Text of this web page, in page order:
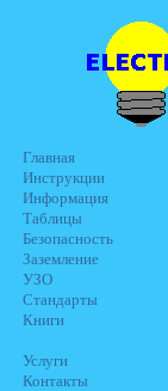
Главная
Инструкции
Информация
Таблицы
Безопасность
Заземление
УЗО
Стандарты
Книги
Услуги
Контакты